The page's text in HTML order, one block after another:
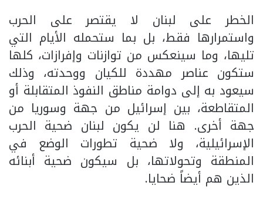
الخطر على لبنان لا يقتصر على الحرب
واستمرارها فقط، بل بما ستحمله الأيام التي
تليها، وما سينعكس من توازنات وإفرازات، كلها
ستكون عناصر مهددة للكيان ووحدته، وذلك
سيعود به إلى دوامة مناطق النفوذ المتقابلة أو
المتقاطعة، بين إسرائيل من جهة وسوريا من
جهة أخرى. هنا لن يكون لبنان ضحية الحرب
الإسرائيلية، ولا ضحية تطورات الوضع في
المنطقة وتحولاتها، بل سيكون ضحية أبنائه
الذين هم أيضاً ضحايا.